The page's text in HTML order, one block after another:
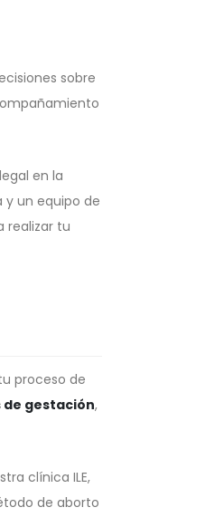
sobre
en la
un equipo de
realizar tu
proceso de
de gestación,
clínica ILE,
de aborto